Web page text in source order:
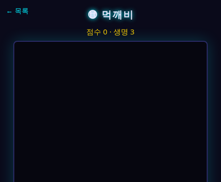
← 목록 🟡 먹깨비
점수 0 · 생명 3